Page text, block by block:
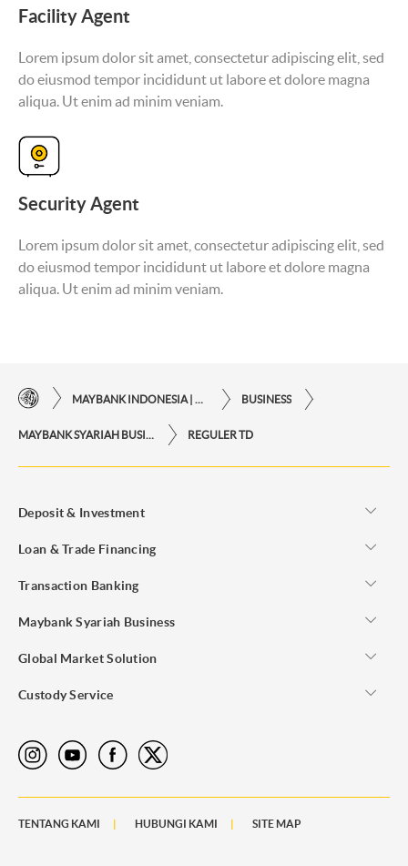
Facility Agent
Lorem ipsum dolor sit amet, consectetur adipiscing elit, sed
do eiusmod tempor incididunt ut labore et dolore magna
aliqua. Ut enim ad minim veniam.
Security Agent
Lorem ipsum dolor sit amet, consectetur adipiscing elit, sed
do eiusmod tempor incididunt ut labore et dolore magna
aliqua. Ut enim ad minim veniam.
BUSINESS
REGULER TD
Deposit & Investment
Loan & Trade Financing
Transaction Banking
Maybank Syariah Business
Global Market Solution
Custody Service
TENTANG KAMI HUBUNGI KAMI SITE MAP